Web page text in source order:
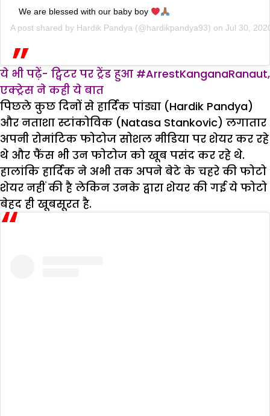
We are blessed with our baby boy
A post shared by Hardik Pandya (@hardikpandya93) on Jul 30,
ये भी पढ़ें- ट्विटर पर ट्रेंड हुआ #ArrestKanganaRanaut,
एक्ट्रेस ने कही ये बात
पिछले कुछ दिनों से हार्दिक पांड्या (Hardik Pandya)
और नताशा स्टांकोविक (Natasa Stankovic) लगातार
अपनी रोमांटिक फोटोज सोशल मीडिया पर शेयर कर रहे
थे और फैंस भी उन फोटोज को खूब पसंद कर रहे थे.
हालांकि हार्दिक ने अभी तक अपने बेटे के चहरे की फोटो
शेयर नहीं की है लेकिन उनके द्वारा शेयर की गई ये फोटो
बेहद ही खूबसूरत है.